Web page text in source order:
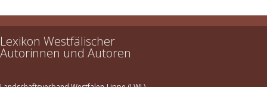
Lexikon Westfälischer
Autorinnen und Autoren